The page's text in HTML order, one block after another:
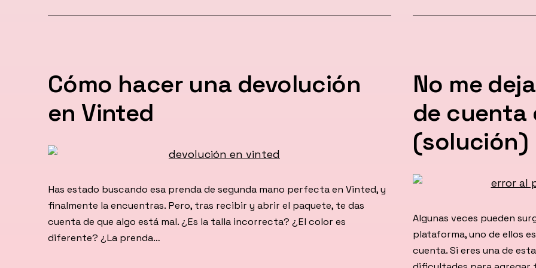
Cómo hacer una devolución
en Vinted
Has estado buscando esa prenda de segunda mano perfecta en Vinted, y
finalmente la encuentras. Pero, tras recibir y abrir el paquete, te das
cuenta de que algo está mal. ¿Es la talla incorrecta? ¿El color es
diferente? ¿La prenda…
No me
de cuenta
(solución)
Algunas veces pueden
plataforma, uno de ellos
cuenta. Si eres una de